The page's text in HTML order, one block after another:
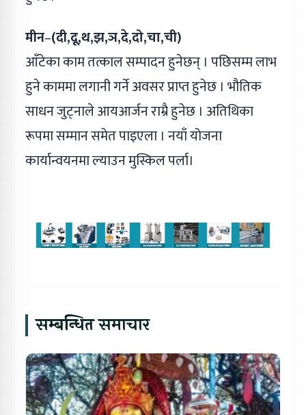
मीन–(दी,दू,थ,झ,ञ,दे,दो,चा,ची)
आँटेका काम तत्काल सम्पादन हुनेछन् । पछिसम्म लाभ
हुने काममा लगानी गर्ने अवसर प्राप्त हुनेछ । भौतिक
साधन जुट्नाले आयआर्जन राम्रै हुनेछ । अतिथिका
रूपमा सम्मान समेत पाइएला । नयाँ योजना
कार्यान्वयनमा ल्याउन मुस्किल पर्ला।
सम्बन्धित समाचार